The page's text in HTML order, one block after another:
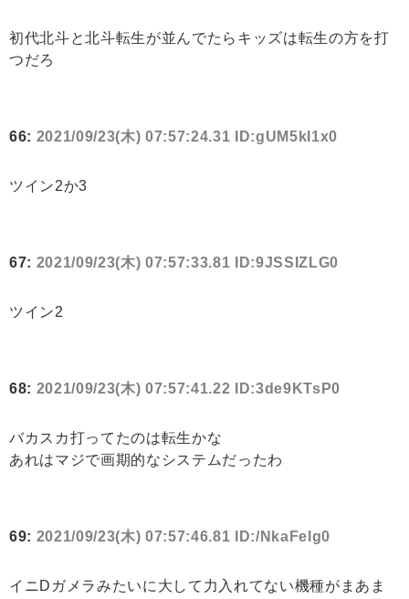
初代北斗と北斗転生が並んでたらキッズは転生の方を打
つだろ
66: 2021/09/23(木) 07:57:24.31 ID:gUM5kI1x0
ツイン2か3
67: 2021/09/23(木) 07:57:33.81 ID:9JSSIZLG0
ツイン2
68: 2021/09/23(木) 07:57:41.22 ID:3de9KTsP0
バカスカ打ってたのは転生かな
あれはマジで画期的なシステムだったわ
69: 2021/09/23(木) 07:57:46.81 ID:/NkaFelg0
イニDガメラみたいに大して力入れてない機種がまあま